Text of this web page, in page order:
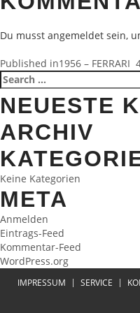
Du musst angemeldet sein,
Published in1956 –
Search
for:
NEUESTE
ARCHIV
Keine Kategorien
META
Anmelden
Eintrags-Feed
Kommentar-Feed
WordPress.org
IMPRESSUM SERVICE